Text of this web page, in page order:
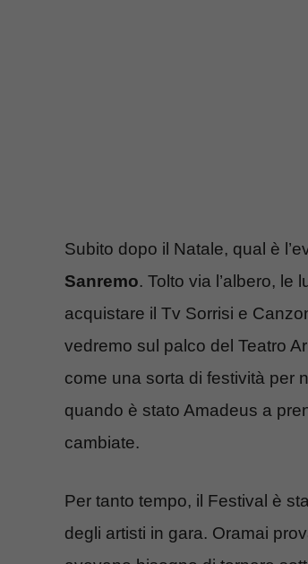
Subito dopo il Natale, qual è
Sanremo. Tolto via l’albero, le
acquistare il Tv Sorrisi e
vedremo sul palco del Teatro
come una sorta di festività per
quando è stato Amadeus a
cambiate.
Per tanto tempo, il Festival è
degli artisti in gara. Oramai